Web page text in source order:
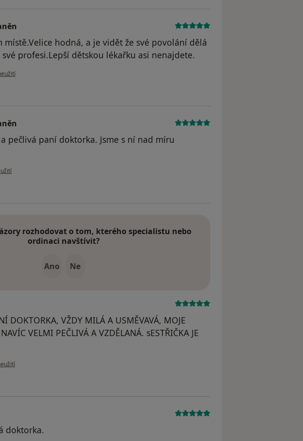
místě.Velice hodná, a je vidět že své povolání dělá
profesi.Lepší dětskou lékařku asi nenajdete.
uživatele Váš účet byl odstraněn
pečlivá paní doktorka. Jsme s ní nad míru
uživatele Váš účet byl odstraněn
rozhodovat o tom, kterého specialistu nebo
ordinaci navštívit?
Ano Ne
DOKTORKA, VŽDY MILÁ A USMĚVAVÁ, MOJE
VELMI PEČLIVÁ A VZDĚLANÁ. sESTŘIČKA JE
uživatele Pacient
doktorka.